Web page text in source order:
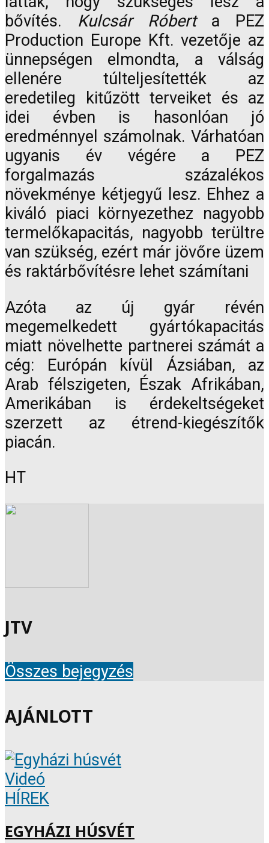
bővítés. Kulcsár Róberta PEZ
Production Europe Kft. vezetője az
ünnepségen elmondta, a válság
ellenére túlteljesítették az
eredetileg kitűzött terveiket és az
idei évben is hasonlóan jó
eredménnyel számolnak. Várhatóan
ugyanis év végére a PEZ
forgalmazás százalékos
növekménye kétjegyű lesz. Ehhez a
kiváló piaci környezethez nagyobb
termelőkapacitás, nagyobb terültre
van szükség, ezért már jövőre üzem
és raktárbővítésre lehet számítani
Azóta az új gyár révén
megemelkedett gyártókapacitás
miatt növelhette partnerei számát a
cég: Európán kívül Ázsiában, az
Arab félszigeten, Észak Afrikában,
Amerikában is érdekeltségeket
szerzett az étrend-kiegészítők
piacán.
HT
JTV
Összes bejegyzés
AJÁNLOTT
Videó
HÍREK
EGYHÁZI HÚSVÉT